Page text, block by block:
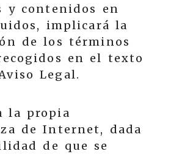
y contenidos en
implicará la
de los términos
en el texto
Legal.
la propia
de Internet, dada
de que se